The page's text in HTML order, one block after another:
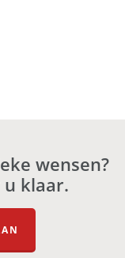
wensen?
klaar.